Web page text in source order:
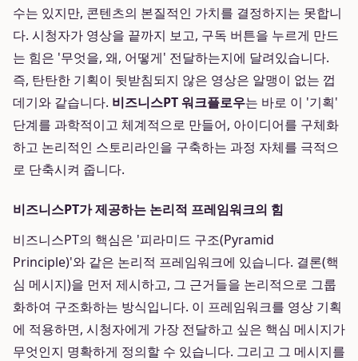
수는 있지만, 콘텐츠의 본질적인 가치를 결정하지는 못합니
다. 시청자가 영상을 끝까지 보고, 구독 버튼을 누르게 만드
는 힘은 '무엇을, 왜, 어떻게' 전달하는지에 달려있습니다.
즉, 탄탄한 기획이 뒷받침되지 않은 영상은 알맹이 없는 껍
데기와 같습니다. 비즈니스PT 워크플로우는 바로 이 '기획'
단계를 과학적이고 체계적으로 만들어, 아이디어를 구체화
하고 논리적인 스토리라인을 구축하는 과정 자체를 극적으
로 단축시켜 줍니다.
비즈니스PT가 제공하는 논리적 프레임워크의 힘
비즈니스PT의 핵심은 '피라미드 구조(Pyramid
Principle)'와 같은 논리적 프레임워크에 있습니다. 결론(핵
심 메시지)을 먼저 제시하고, 그 근거들을 논리적으로 그룹
화하여 구조화하는 방식입니다. 이 프레임워크를 영상 기획
에 적용하면, 시청자에게 가장 전달하고 싶은 핵심 메시지가
무엇인지 명확하게 정의할 수 있습니다. 그리고 그 메시지를